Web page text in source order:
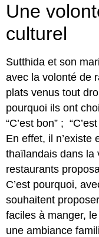
Une
culturel
Sutthida et son
avec la volonté de
plats venus tout
pourquoi ils ont
“C’est bon” ;
En effet, il n’existe
thaïlandais dans la
restaurants
C’est pourquoi,
souhaitent
faciles à manger,
une ambiance